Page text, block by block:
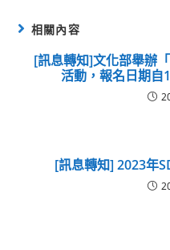
相關內容
[訊息轉知]文化部舉辦
活動，報名日期自
[訊息轉知] 2023年